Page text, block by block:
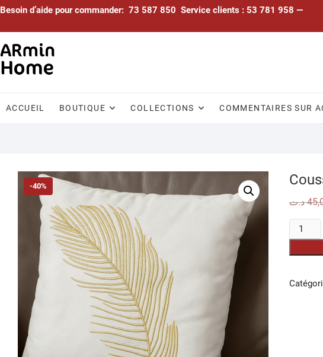
Skip
content
Besoin d’aide pour commander: 73 587 850 Service clients : 53 781 958 —
ACCUEIL BOUTIQUE COLLECTIONS COMMENTAIRES SUR
-40%
د.ت
quantité
de
Coussin
brodé